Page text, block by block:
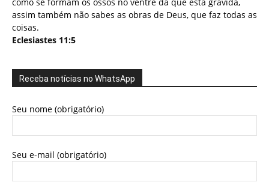
como se formam os ossos no ventre da que está grávida,
assim também não sabes as obras de Deus, que faz todas as
coisas.
Eclesiastes 11:5
Receba notícias no WhatsApp
Seu nome (obrigatório)
Seu e-mail (obrigatório)